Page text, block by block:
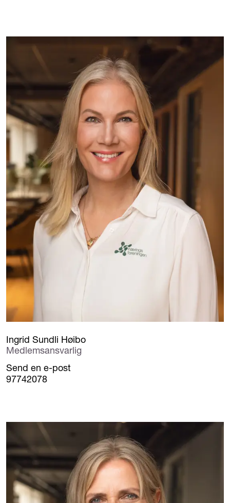
Ingrid Sundli Høibo
Medlemsansvarlig
Send en e-post
97742078